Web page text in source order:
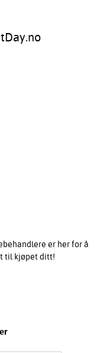
er her for å
til kjøpet ditt!